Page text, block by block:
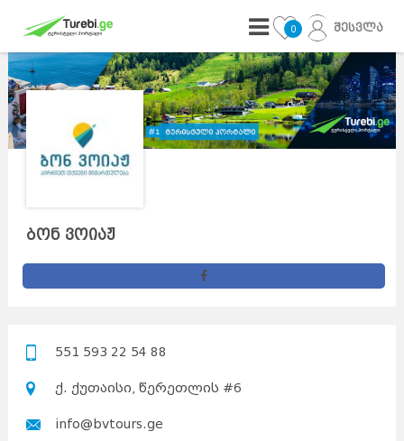
0 შესვლა
ბონ ვოიაჟ
551 593 22 54 88
ქ. ქუთაისი, წერეთლის #6
info@bvtours.ge